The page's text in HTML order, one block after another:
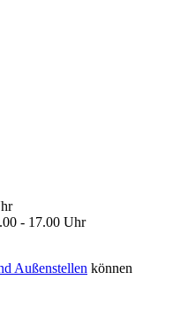
- 17.00 Uhr
Außenstellen können